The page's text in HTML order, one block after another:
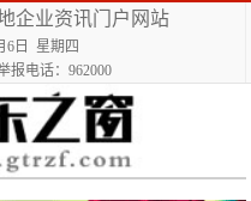
企业资讯门户网站
6日 星期四
报电话：962000